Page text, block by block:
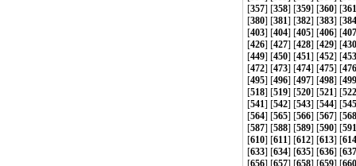
[357] [358] [359] [360] [361
[380] [381] [382] [383] [384
[403] [404] [405] [406] [407
[426] [427] [428] [429] [430
[449] [450] [451] [452] [453
[472] [473] [474] [475] [476
[495] [496] [497] [498] [499
[518] [519] [520] [521] [522
[541] [542] [543] [544] [545
[564] [565] [566] [567] [568
[587] [588] [589] [590] [591
[610] [611] [612] [613] [614
[633] [634] [635] [636] [637
[656] [657] [658] [659] [660